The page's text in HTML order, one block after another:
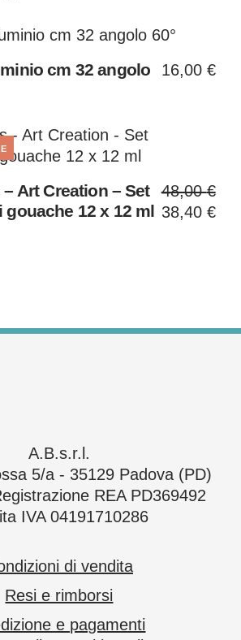
cm 32 angolo
16,00 €
Art Creation – Set
12 x 12 ml
48,00€
Il
prezzo
38,40 €
Il
prezzo
attuale
A.B.s.r.l.
5/a - 35129 Padova (PD)
REA PD369492
IVA 04191710286
di vendita
Resi e rimborsi
e pagamenti